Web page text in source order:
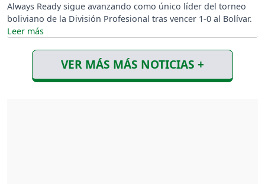
Always Ready sigue avanzando como único líder del torneo
boliviano de la División Profesional tras vencer 1-0 al Bolívar.
VER MÁS MÁS NOTICIAS +